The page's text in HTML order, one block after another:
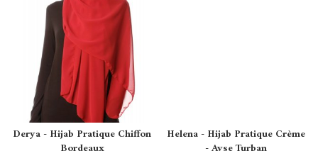
Derya - Hijab Pratique Chiffon
Helena - Hijab Pratique Crème